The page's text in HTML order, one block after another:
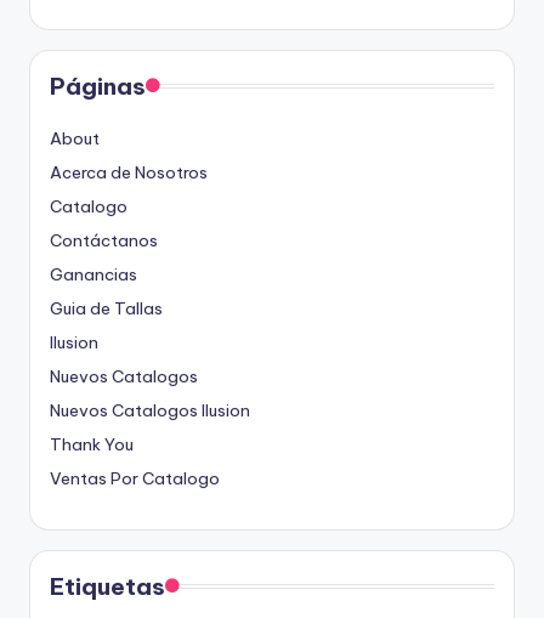
Páginas
About
Acerca de Nosotros
Catalogo
Contáctanos
Ganancias
Guia de Tallas
Ilusion
Nuevos Catalogos
Nuevos Catalogos Ilusion
Thank You
Ventas Por Catalogo
Etiquetas